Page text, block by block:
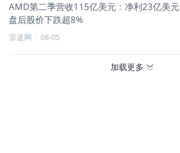
AMD第二季营收115亿美元：净利23亿美元
盘后股价下跌超8%
雷递网 · 08-05
加载更多